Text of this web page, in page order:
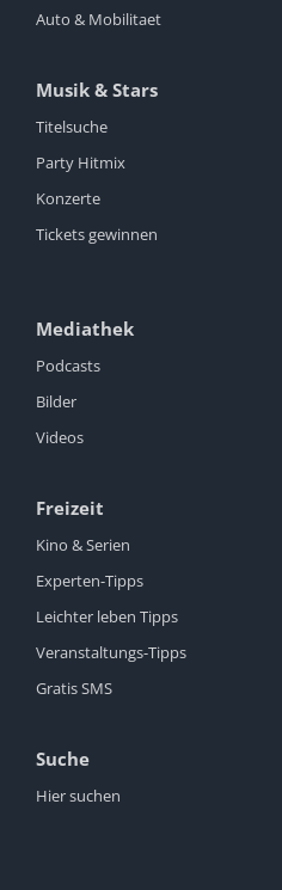
Auto & Mobilitaet
Musik & Stars
Titelsuche
Party Hitmix
Konzerte
Tickets gewinnen
Mediathek
Podcasts
Bilder
Videos
Freizeit
Kino & Serien
Experten-Tipps
Leichter leben Tipps
Veranstaltungs-Tipps
Gratis SMS
Suche
Hier suchen